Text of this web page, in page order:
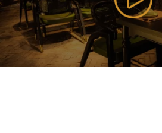
Follow us